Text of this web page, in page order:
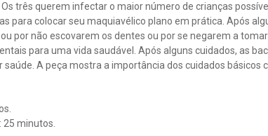
três querem infectar o maior número de crianças
para colocar seu maquiavélico plano em prática. Após
por não escovarem os dentes ou por se negarem a
para uma vida saudável. Após alguns cuidados, as
saúde. A peça mostra a importância dos cuidados básicos
25 minutos.